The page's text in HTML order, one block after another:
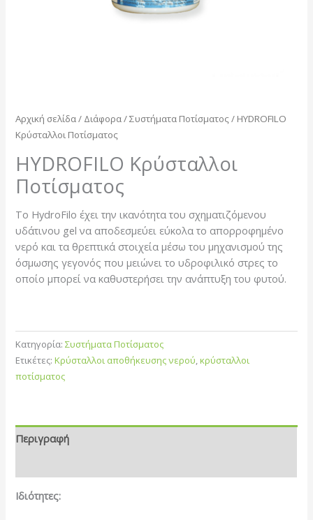
Αρχική σελίδα/ Διάφορα/Συστήματα Ποτίσματος / HYDROFILO
Κρύσταλλοι Ποτίσματος
HYDROFILO Κρύσταλλοι
Ποτίσματος
Το HydroFilo έχει την ικανότητα του σχηματιζόμενου
υδάτινου gel να αποδεσμεύει εύκολα το απορροφημένο
νερό και τα θρεπτικά στοιχεία μέσω του μηχανισμού της
όσμωσης γεγονός που μειώνει το υδροφιλικό στρες το
οποίο μπορεί να καθυστερήσει την ανάπτυξη του φυτού.
Κατηγορία:Συστήματα Ποτίσματος
Ετικέτες:Κρύσταλλοι αποθήκευσης νερού,κρύσταλλοι
ποτίσματος
Περιγραφή
Ιδιότητες: